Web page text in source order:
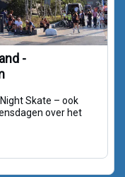
-
Skate – ook
over het